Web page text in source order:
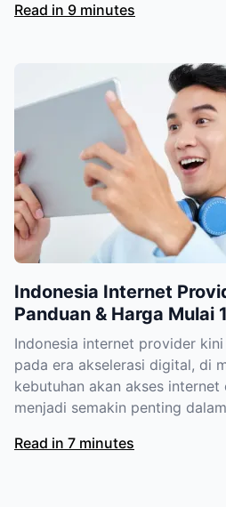
Read in 9 minutes
Indonesia Internet
Panduan & Harga Mulai
Indonesia internet provider
pada era akselerasi digital, di
kebutuhan akan akses internet
menjadi semakin penting
Read in 7 minutes